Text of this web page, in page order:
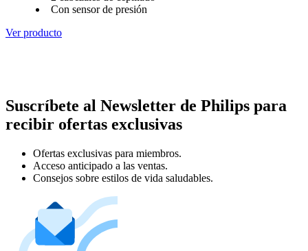
Con sensor de presión
Ver producto
Suscríbete al Newsletter de Philips para
recibir ofertas exclusivas
Ofertas exclusivas para miembros.
Acceso anticipado a las ventas.
Consejos sobre estilos de vida saludables.